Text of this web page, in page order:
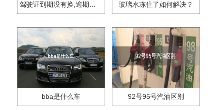
驾驶证到期没有换,逾期怎么办?? 玻璃水冻住了如何解决？
bba是什么车 92号95号汽油区别